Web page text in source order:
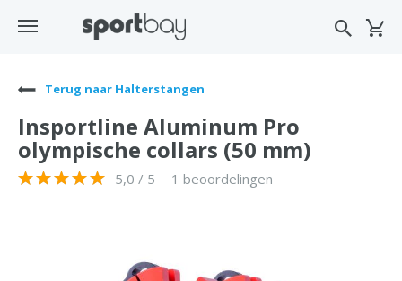
Terug naar Halterstangen
Insportline Aluminum Pro
olympische collars (50 mm)
5,0 / 5 1 beoordelingen